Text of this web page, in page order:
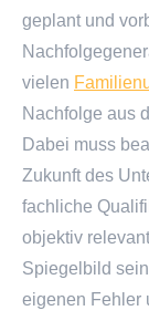
geplant und
vielen
Nachfolge aus
Dabei muss
Zukunft des
fachliche
objektiv
Spiegelbild
eigenen Fehler